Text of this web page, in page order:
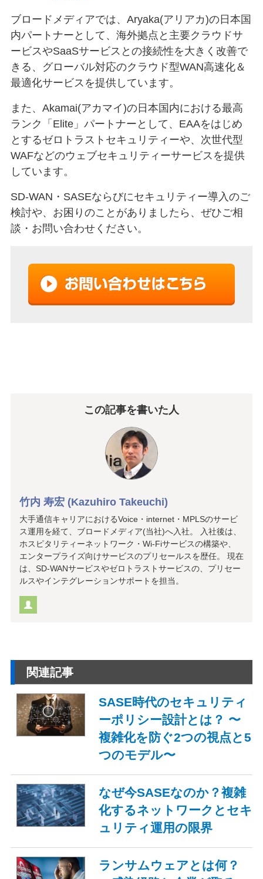
ブロードメディアでは、Aryaka(アリアカ)の日本国
内パートナーとして、海外拠点と主要クラウドサ
ービスやSaaSサービスとの接続性を大きく改善で
きる、グローバル対応のクラウド型WAN高速化＆
最適化サービスを提供しています。
また、Akamai(アカマイ)の日本国内における最高
ランク「Elite」パートナーとして、EAAをはじめ
とするゼロトラストセキュリティーや、次世代型
WAFなどのウェブセキュリティーサービスを提供
しています。
SD-WAN・SASEならびにセキュリティー導入のご
検討や、お困りのことがありましたら、ぜひご相
談・お問い合わせください。
この記事を書いた人
竹内 寿宏 (Kazuhiro Takeuchi)
大手通信キャリアにおけるVoice・internet・MPLSのサービ
ス運用を経て、ブロードメディア(当社)へ入社。 入社後は、
ホスピタリティーネットワーク・Wi-Fiサービスの構築や、
エンタープライズ向けサービスのプリセールスを歴任。 現在
は、SD-WANサービスやゼロトラストサービスの、プリセー
ルスやインテグレーションサポートを担当。
関連記事
SASE時代のセキュリティ
ーポリシー設計とは？ 〜
複雑化を防ぐ2つの視点と5
つのモデル〜
なぜ今SASEなのか？複雑
化するネットワークとセキ
ュリティ運用の限界
ランサムウェアとは何？